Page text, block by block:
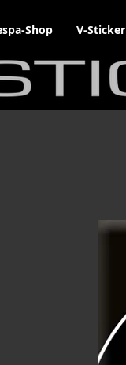
Shop V-Sticker